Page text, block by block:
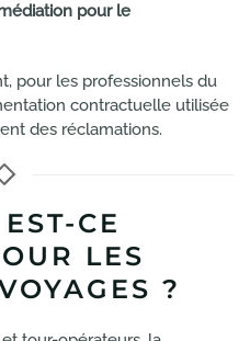
pour le
pour les professionnels du
contractuelle utilisée
des réclamations.
CE
LES
?